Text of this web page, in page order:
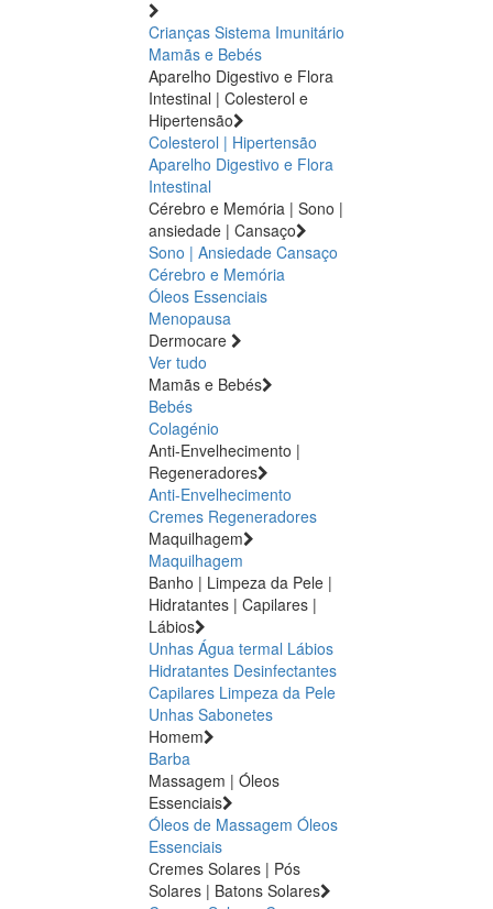
Crianças Sistema Imunitário
Mamãs e Bebés
Aparelho Digestivo e Flora
Intestinal | Colesterol e
Hipertensão
Colesterol | Hipertensão
Aparelho Digestivo e Flora
Intestinal
Cérebro e Memória | Sono |
ansiedade | Cansaço
Sono | Ansiedade Cansaço
Cérebro e Memória
Óleos Essenciais
Menopausa
Dermocare
Ver tudo
Mamãs e Bebés
Bebés
Colagénio
Anti-Envelhecimento |
Regeneradores
Anti-Envelhecimento
Cremes Regeneradores
Maquilhagem
Maquilhagem
Banho | Limpeza da Pele |
Hidratantes | Capilares |
Lábios
Unhas Água termal Lábios
Hidratantes Desinfectantes
Capilares Limpeza da Pele
Unhas Sabonetes
Homem
Barba
Massagem | Óleos
Essenciais
Óleos de Massagem Óleos
Essenciais
Cremes Solares | Pós
Solares | Batons Solares